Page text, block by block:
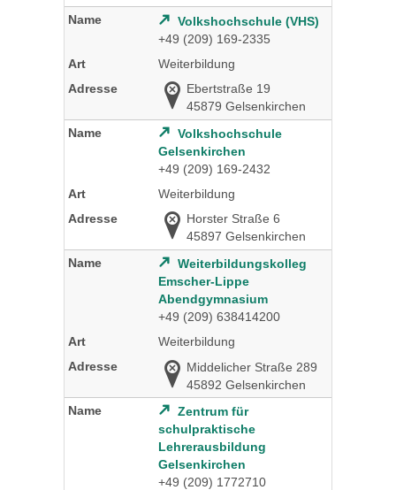
Volkshochschule (VHS)
+49 (209) 169-2335
Weiterbildung
Ebertstraße 19
45879 Gelsenkirchen
Volkshochschule
Gelsenkirchen
+49 (209) 169-2432
Weiterbildung
Horster Straße 6
45897 Gelsenkirchen
Weiterbildungskolleg
Emscher-Lippe
Abendgymnasium
+49 (209) 638414200
Weiterbildung
Middelicher Straße 289
45892 Gelsenkirchen
Zentrum für
schulpraktische
Lehrerausbildung
Gelsenkirchen
+49 (209) 1772710